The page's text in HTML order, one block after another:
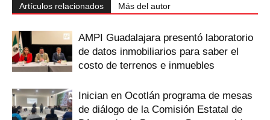
Artículos relacionados Más del autor
AMPI Guadalajara presentó laboratorio
de datos inmobiliarios para saber el
costo de terrenos e inmuebles
Inician en Ocotlán programa de mesas
de diálogo de la Comisión Estatal de